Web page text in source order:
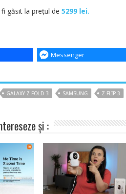
găsit la prețul de 5299 lei.
Messenger
GALAXY Z FOLD 3 SAMSUNG Z FLIP 3
și :